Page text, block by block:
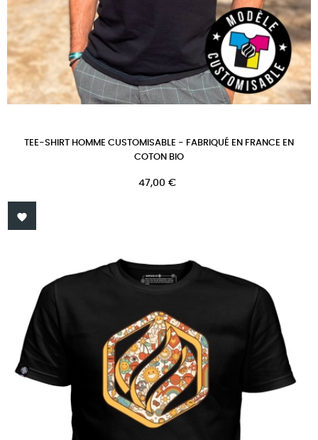
TEE-SHIRT HOMME CUSTOMISABLE - FABRIQUÉ EN FRANCE EN
COTON BIO
Prix
47,00 €
